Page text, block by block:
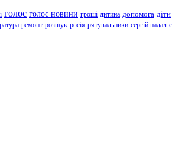
голос голос новини гроші дитина допомога діти
ремонт розшук росія рятувальники сергій надал